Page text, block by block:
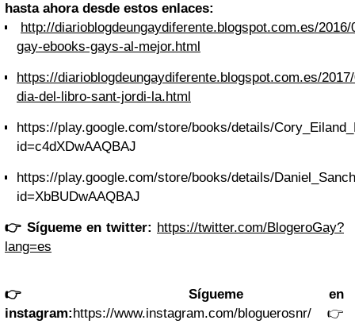
hasta ahora desde estos enlaces:
http://diarioblogdeungaydiferente.blogspot.com.es/
gay-ebooks-gays-al-mejor.html
https://diarioblogdeungaydiferente.blogspot.com.es/
dia-del-libro-sant-jordi-la.html
https://play.google.com/store/books/details/
id=c4dXDwAAQBAJ
https://play.google.com/store/books/details/
id=XbBUDwAAQBAJ
👉 Sígueme en twitter: https://twitter.com/BlogeroGay?
lang=es
👉 Sígueme en
instagram:https://www.instagram.com/bloguerosnr/ 👉